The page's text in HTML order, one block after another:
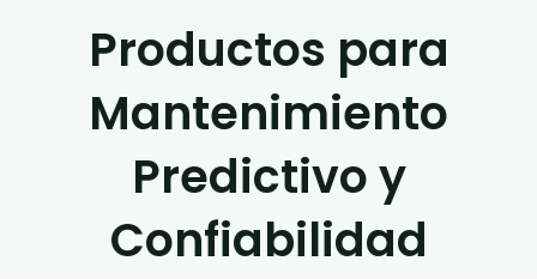
Productos para
Mantenimiento
Predictivo y
Confiabilidad